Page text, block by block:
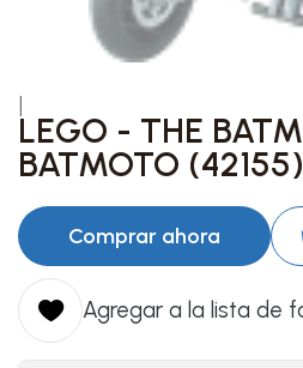
LEGO - THE
BATMOTO (42155)
Comprar ahora
Agregar a la lista de